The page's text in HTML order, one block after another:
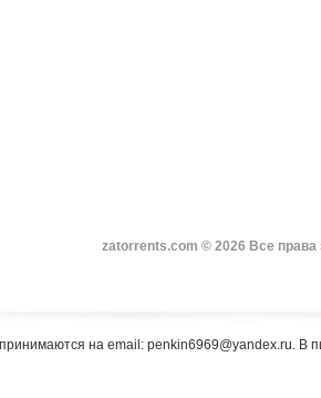
zatorrents.com © 2026 Все
на email: penkin6969@yandex.ru. В